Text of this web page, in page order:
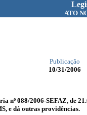
ATO
Publicação
10/31/2006
nº 088/2006-SEFAZ, de
e dá outras providências.